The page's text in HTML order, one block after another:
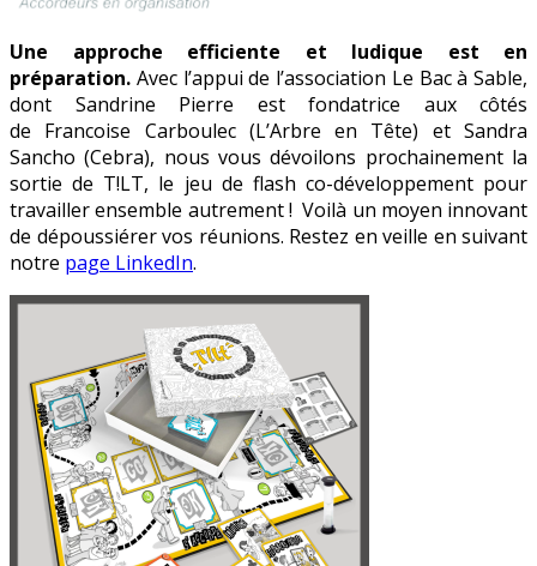
Une approche efficiente et ludique est en
préparation. Avec l’appui de l’association Le Bac à Sable,
dont Sandrine Pierre est fondatrice aux côtés
de Francoise Carboulec (L’Arbre en Tête) et Sandra
Sancho (Cebra), nous vous dévoilons prochainement la
sortie de T!LT, le jeu de flash co-développement pour
travailler ensemble autrement ! Voilà un moyen innovant
de dépoussiérer vos réunions. Restez en veille en suivant
notre page LinkedIn.